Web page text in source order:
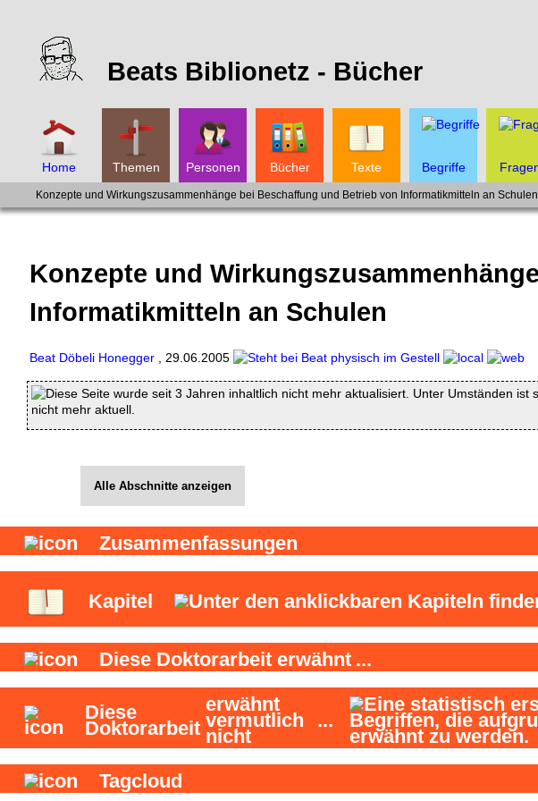
Beats Biblionetz - Bücher
Home Themen Personen Bücher Texte Begriffe
Konzepte und Wirkungszusammenhänge bei Beschaffung und Betrieb von Informatikmitteln an Schulen
Konzepte und
Informatikmitteln an Schulen
Beat Döbeli Honegger 29.06.2005
Diese Seite wurde seit 3 Jahren inhaltlich nicht mehr aktualisiert. Unter Umständen ist
nicht mehr aktuell.
Alle Abschnitte anzeigen
Zusammenfassungen
Kapitel
Diese Doktorarbeit erwähnt ...
Diese
Doktorarbeit
erwähnt
vermutlich
nicht
...
Tagcloud